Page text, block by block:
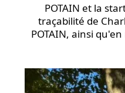
POTAIN et la
traçabilité de
POTAIN, ainsi